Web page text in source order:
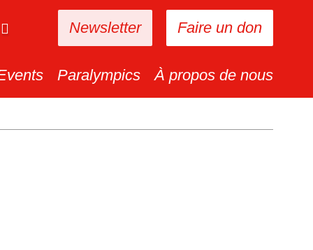
Faire un don
Newsletter
Paralympics À propos de nous